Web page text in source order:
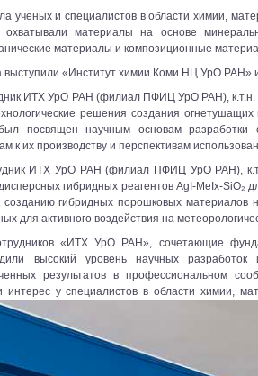
ученых и специалистов в области химии,
охватывали материалы на основе
материалы и композиционные
«Институт химии Коми НЦ УрО РАН»
ИТХ УрО РАН (филиал ПФИЦ УрО РАН), к.т.н.
решения создания
посвящен научным основам
к их производству и перспективам
ИТХ УрО РАН (филиал ПФИЦ УрО РАН),
гибридных реагентов AgI-MeIx-
гибридных порошковых материалов
для активного воздействия на
«ИТХ УрО РАН», сочетающие
высокий уровень научных
результатов в профессиональном
у специалистов в области химии,